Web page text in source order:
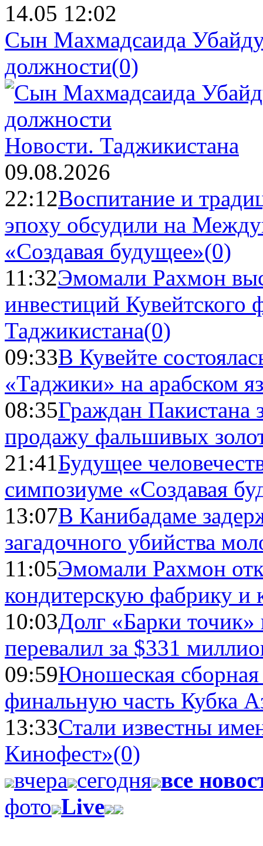
14.05 12:02
Сын Махмадсаида
должности(0)
Новости. Таджикистана
09.08.2026
22:12Воспитание и
эпоху обсудили на
«Создавая будущее»(0)
11:32Эмомали Рахмон
инвестиций Кувейтского
Таджикистана(0)
09:33В Кувейте
«Таджики» на арабском
08:35Граждан Пакистана
продажу фальшивых
21:41Будущее
симпозиуме «Создавая
13:07В Канибадаме
загадочного убийства
11:05Эмомали Рахмон
кондитерскую фабрику и
10:03Долг «Барки
перевалил за $331
09:59Юношеская
финальную часть Кубка
13:33Стали известны
Кинофест»(0)
вчера сегодня все
фото Live